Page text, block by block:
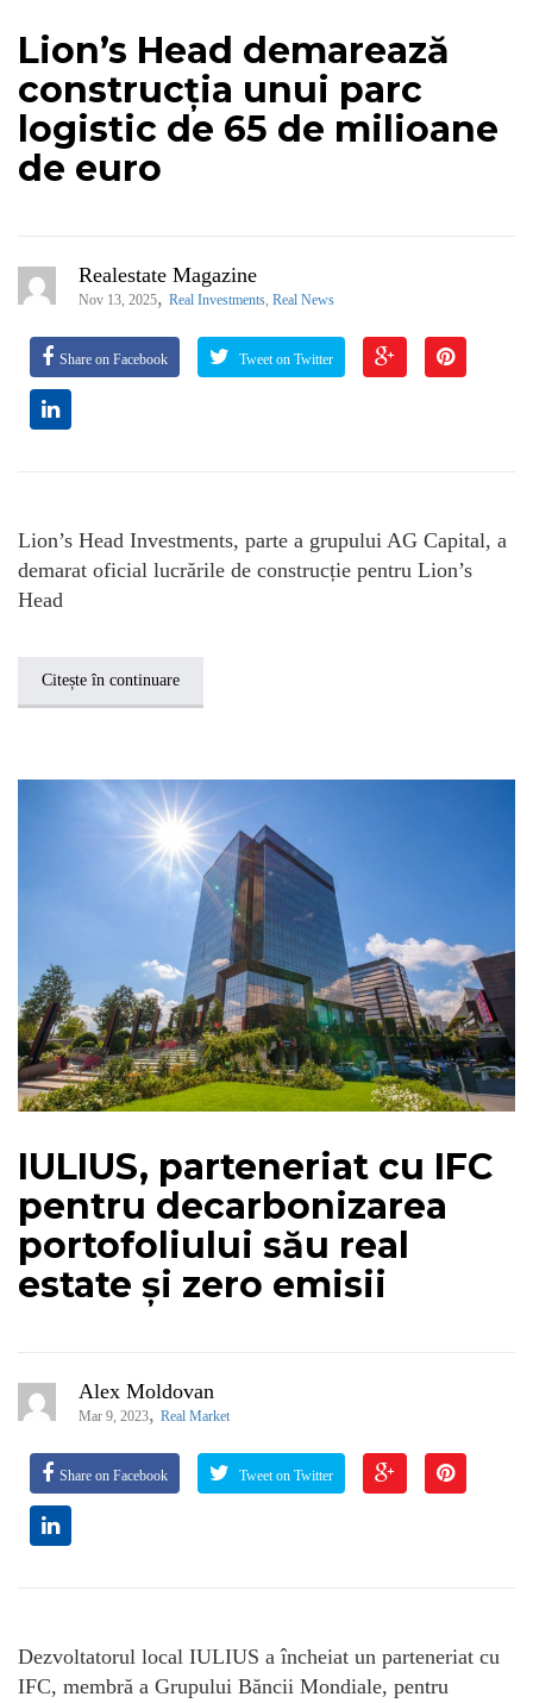
Lion’s Head demarează
construcția unui parc
logistic de 65 de milioane
de euro
Realestate Magazine
Nov 13, 2025, Real Investments, Real News
Share on Facebook Tweet on Twitter
Lion’s Head Investments, parte a grupului AG Capital, a
demarat oficial lucrările de construcție pentru Lion’s
Head
Citește în continuare
IULIUS, parteneriat cu IFC
pentru decarbonizarea
portofoliului său real
estate și zero emisii
Alex Moldovan
Mar 9, 2023, Real Market
Share on Facebook Tweet on Twitter
Dezvoltatorul local IULIUS a încheiat un parteneriat cu
IFC, membră a Grupului Băncii Mondiale, pentru